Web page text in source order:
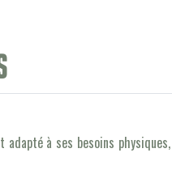
à ses besoins